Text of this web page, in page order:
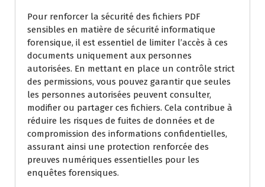
Pour renforcer la sécurité des fichiers PDF
sensibles en matière de sécurité informatique
forensique, il est essentiel de limiter l’accès à ces
documents uniquement aux personnes
autorisées. En mettant en place un contrôle strict
des permissions, vous pouvez garantir que seules
les personnes autorisées peuvent consulter,
modifier ou partager ces fichiers. Cela contribue à
réduire les risques de fuites de données et de
compromission des informations confidentielles,
assurant ainsi une protection renforcée des
preuves numériques essentielles pour les
enquêtes forensiques.